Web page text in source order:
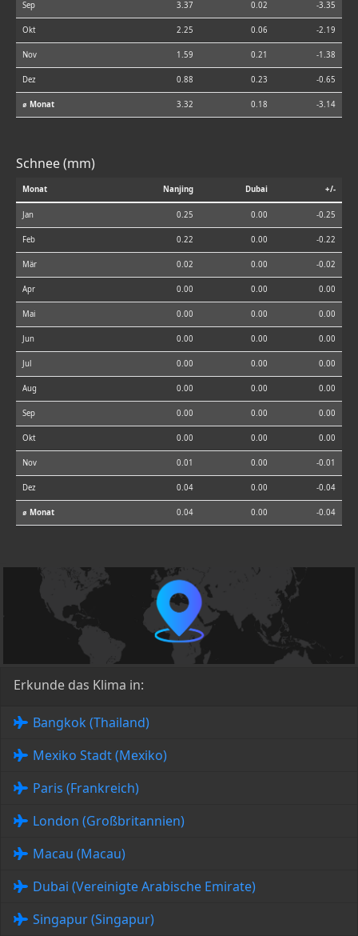
Sep 3.37 0.02 -3.35
Okt 2.25 0.06 -2.19
Nov 1.59 0.21 -1.38
Dez 0.88 0.23 -0.65
⌀ Monat 3.32 0.18 -3.14
Schnee (mm)
Monat Nanjing Dubai +/-
Jan 0.25 0.00 -0.25
Feb 0.22 0.00 -0.22
Mär 0.02 0.00 -0.02
Apr 0.00 0.00 0.00
Mai 0.00 0.00 0.00
Jun 0.00 0.00 0.00
Jul 0.00 0.00 0.00
Aug 0.00 0.00 0.00
Sep 0.00 0.00 0.00
Okt 0.00 0.00 0.00
Nov 0.01 0.00 -0.01
Dez 0.04 0.00 -0.04
⌀ Monat 0.04 0.00 -0.04
Erkunde das Klima in:
Bangkok (Thailand)
Mexiko Stadt (Mexiko)
Paris (Frankreich)
London (Großbritannien)
Macau (Macau)
Dubai (Vereinigte Arabische Emirate)
Singapur (Singapur)